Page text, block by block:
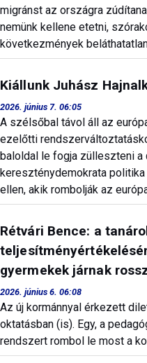
migránst az országra
nemünk kellene etetni,
következmények
Kiállunk Juhász
2026. június 7. 06:05
A szélsőbal távol áll az
ezelőtti
baloldal le fogja zülleszteni a
kereszténydemokrata
ellen, akik rombolják az
Rétvári Bence: a
gyermekek járnak
2026. június 6. 06:08
Az új kormánnyal érkezett
oktatásban (is). Egy, a
rendszert rombol le most a